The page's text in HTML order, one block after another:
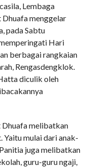
Lembaga
menggelar
pada Sabtu
Hari
berbagai rangkaian
Rengasdengklok.
diculik oleh
Dhuafa melibatkan
Yaitu mulai dari anak-
juga melibatkan
guru-guru ngaji,